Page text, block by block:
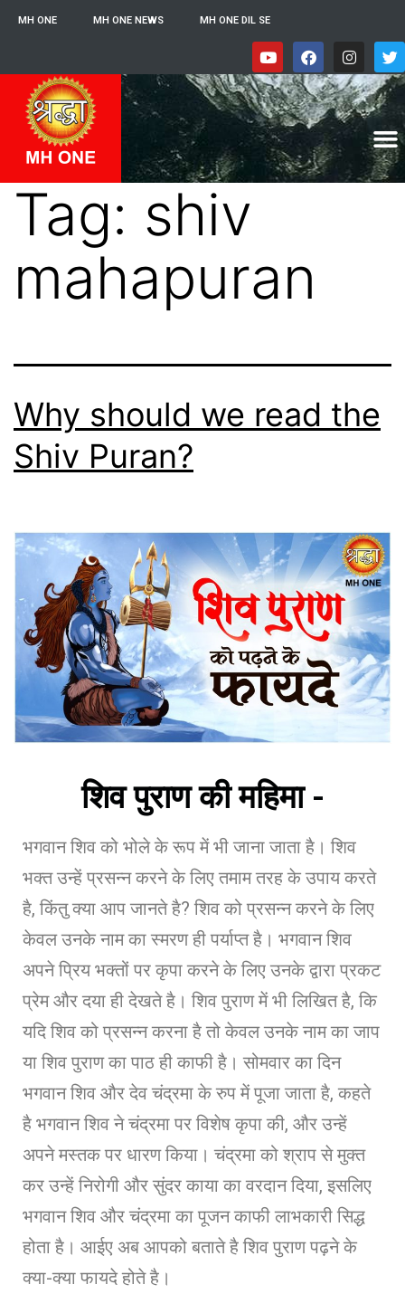
MH ONE MH ONE NEWS MH ONE DIL SE
Tag: shiv
mahapuran
Why should we read the
Shiv Puran?
शिव पुराण की महिमा -
भगवान शिव को भोले के रूप में भी जाना जाता है। शिव
भक्त उन्हें प्रसन्न करने के लिए तमाम तरह के उपाय करते
है, किंतु क्या आप जानते है? शिव को प्रसन्न करने के लिए
केवल उनके नाम का स्मरण ही पर्याप्त है। भगवान शिव
अपने प्रिय भक्तों पर कृपा करने के लिए उनके द्वारा प्रकट
प्रेम और दया ही देखते है। शिव पुराण में भी लिखित है, कि
यदि शिव को प्रसन्न करना है तो केवल उनके नाम का जाप
या शिव पुराण का पाठ ही काफी है। सोमवार का दिन
भगवान शिव और देव चंद्रमा के रुप में पूजा जाता है, कहते
है भगवान शिव ने चंद्रमा पर विशेष कृपा की, और उन्हें
अपने मस्तक पर धारण किया। चंद्रमा को श्राप से मुक्त
कर उन्हें निरोगी और सुंदर काया का वरदान दिया, इसलिए
भगवान शिव और चंद्रमा का पूजन काफी लाभकारी सिद्ध
होता है। आईए अब आपको बताते है शिव पुराण पढ़ने के
क्या-क्या फायदे होते है।